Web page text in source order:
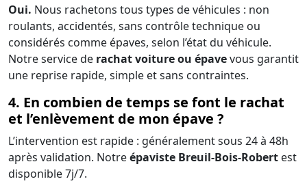
Oui. Nous rachetons tous types de véhicules : non
roulants, accidentés, sans contrôle technique ou
considérés comme épaves, selon l’état du véhicule.
Notre service de rachat voiture ou épavevous garantit
une reprise rapide, simple et sans contraintes.
4. En combien de temps se font le rachat
et l’enlèvement de mon épave ?
L’intervention est rapide : généralement sous 24 à 48h
après validation. Notreépaviste Breuil-Bois-Robert est
disponible 7j/7.